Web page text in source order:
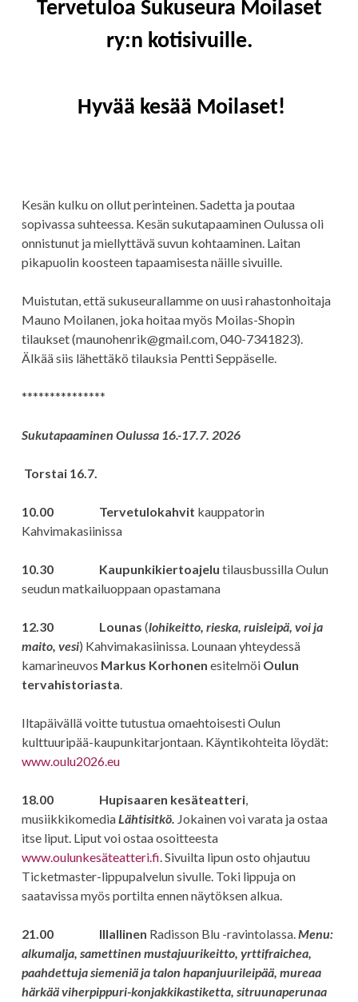
T
T
J
A
L
S
Tervetuloa Sukuseura Moilaset
ry:n kotisivuille.
Hyvää kesää Moilaset!
Kesän kulku on ollut perinteinen. Sadetta ja poutaa
sopivassa suhteessa. Kesän sukutapaaminen Oulussa oli
onnistunut ja miellyttävä suvun kohtaaminen. Laitan
pikapuolin koosteen tapaamisesta näille sivuille.
Muistutan, että sukuseurallamme on uusi rahastonhoitaja
Mauno Moilanen, joka hoitaa myös Moilas-Shopin
tilaukset (maunohenrik@gmail.com, 040-7341823).
Älkää siis lähettäkö tilauksia Pentti Seppäselle.
***************
Sukutapaaminen Oulussa 16.-17.7. 2026
Torstai 16.7.
10.00 Tervetulokahvit kauppatorin
Kahvimakasiinissa
10.30 Kaupunkikiertoajelu tilausbussilla Oulun
seudun matkailuoppaan opastamana
12.30 Lounas (lohikeitto, rieska, ruisleipä, voi ja
maito, vesi) Kahvimakasiinissa. Lounaan yhteydessä
kamarineuvos Markus Korhonen esitelmöi Oulun
tervahistoriasta.
Iltapäivällä voitte tutustua omaehtoisesti Oulun
kulttuuripää-kaupunkitarjontaan. Käyntikohteita löydät:
www.oulu2026.eu
18.00 Hupisaaren kesäteatteri,
musiikkikomediaLähtisitkö. Jokainen voi varata ja ostaa
itse liput. Liput voi ostaa osoitteesta
www.oulunkesäteatteri.fi. Sivuilta lipun osto ohjautuu
Ticketmaster-lippupalvelun sivulle. Toki lippuja on
saatavissa myös portilta ennen näytöksen alkua.
21.00 Illallinen Radisson Blu -ravintolassa.Menu:
alkumalja, samettinen mustajuurikeitto, yrttifraichea,
paahdettuja siemeniä ja talon hapanjuurileipää, mureaa
härkää viherpippuri-konjakkikastiketta, sitruunaperunaa